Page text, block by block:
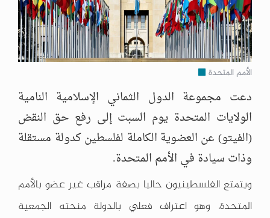
الأمم المتحدة
دعت مجموعة الدول الثماني الإسلامية النامية
الولايات المتحدة يوم السبت إلى رفع حق النقض
(الفيتو) عن العضوية الكاملة لفلسطين كدولة مستقلة
وذات سيادة في الأمم المتحدة.
ويتمتع الفلسطينيون حاليا بصفة مراقب غير عضو بالأمم
المتحدة، وهو اعتراف فعلي بالدولة منحته الجمعية